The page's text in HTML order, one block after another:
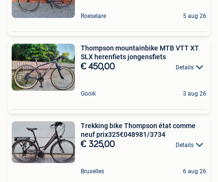
Roeselare 5 aug 26
Thompson mountainbike MTB VTT XT
SLX herenfiets jongensfiets
€ 450,00 Details
Gooik 3 aug 26
Trekking bike Thompson état comme
neuf prix325€048981/3734
€ 325,00 Details
Bruxelles 6 aug 26